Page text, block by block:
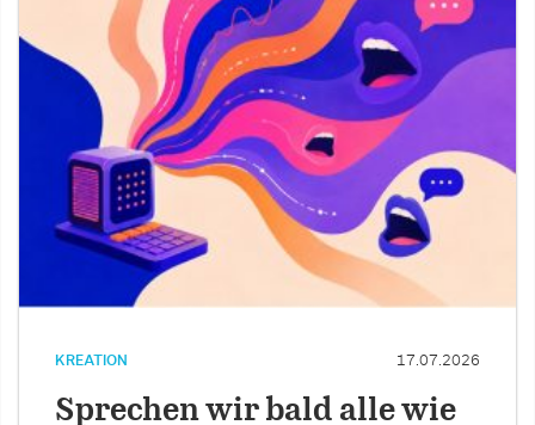
KREATION 17.07.2026
Sprechen wir bald alle wie